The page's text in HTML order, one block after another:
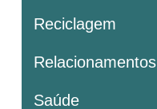
Reciclagem
Relacionamentos
Saúde